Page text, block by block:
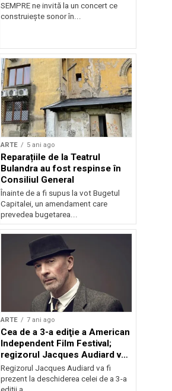
SEMPRE ne invită la un concert ce
construiește sonor în...
ARTE 5 ani ago
Reparațiile de la Teatrul
Bulandra au fost respinse în
Consiliul General
Înainte de a fi supus la vot Bugetul
Capitalei, un amendament care
prevedea bugetarea...
ARTE 7 ani ago
Cea de a 3-a ediţie a American
Independent Film Festival;
regizorul Jacques Audiard va
fi prezent la Bucureşti
Regizorul Jacques Audiard va fi
prezent la deschiderea celei de a 3-a